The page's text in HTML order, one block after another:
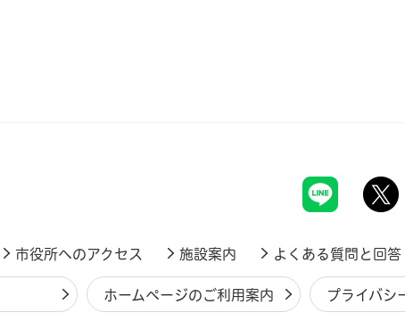
市役所へのアクセス 施設案内 よくある質問と回答
ホームページのご利用案内 プライバシ